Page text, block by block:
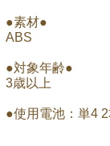
●素材●
ABS
●対象年齢●
3歳以上
●使用電池：単4 2